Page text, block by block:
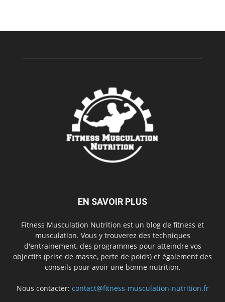
EN SAVOIR PLUS
Fitness Musculation Nutrition est un blog de fitness et
musculation. Vous y trouverez des techniques
d'entrainement, des programmes pour atteindre vos
objectifs (prise de masse, perte de poids) et également des
conseils pour avoir une bonne nutrition.
Nous contacter: contact@fitness-musculation-nutrition.fr